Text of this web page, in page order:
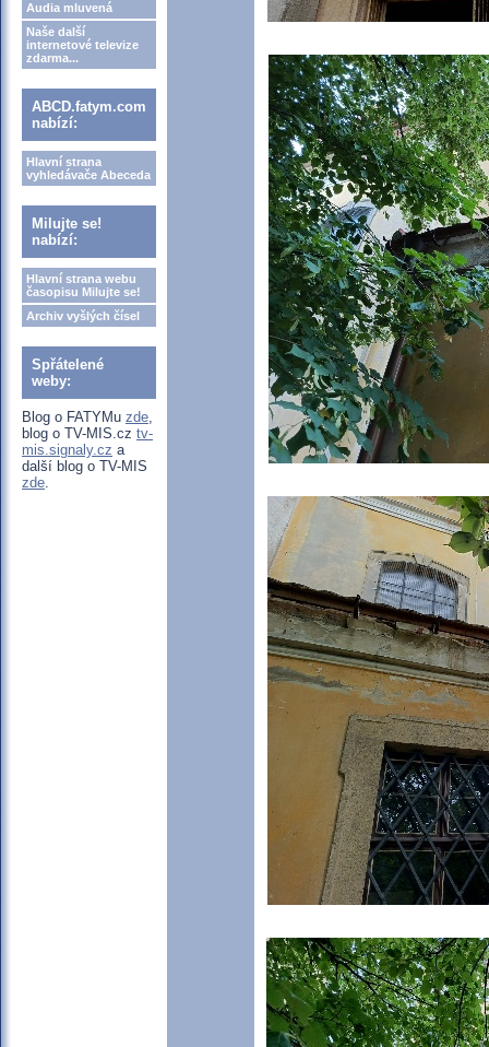
Audia mluvená
Naše další
internetové televize
zdarma...
ABCD.fatym.com
nabízí:
Hlavní strana
vyhledávače Abeceda
Milujte se!
nabízí:
Hlavní strana webu
časopisu Milujte se!
Archiv vyšlých čísel
Spřátelené
weby:
Blog o FATYMu zde,
blog o TV-MIS.cz tv-
mis.signaly.cz a
další blog o TV-MIS
zde.